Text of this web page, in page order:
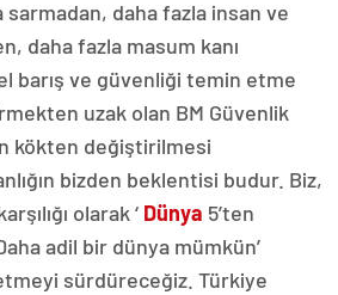
sarmadan, daha fazla insan ve
daha fazla masum kanı
barış ve güvenliği temin etme
uzak olan BM Güvenlik
kökten değiştirilmesi
bizden beklentisi budur. Biz,
olarak ‘ Dünya 5’ten
adil bir dünya mümkün’
sürdüreceğiz. Türkiye